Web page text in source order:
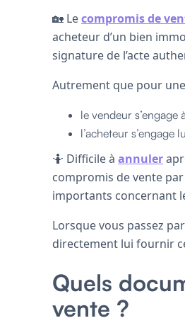
🏡 Lecompromis de
acheteur d’un bien
signature de l’acte
Autrement que pour une
le vendeur
l’acheteur s’engage
🤷 Difficile à annuler
compromis de vente
importants concernant
Lorsque vous passez
directement lui fournir
Quels
vente ?